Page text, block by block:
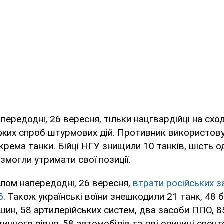
26 вересня, тільки нацгвардійці на
спроб штурмових дій. Противник
танки. Бійці НГУ знищили 10 танків, шість
утримати свої позиції.
напередодні, 26 вересня, втрати російських
. Також українські воїни знешкодили 21 танк, 48
58 артилерійських систем, два засоби ППО,